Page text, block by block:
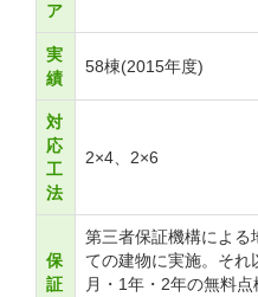
ア
実
績
58棟(2015年度)
対
応
工
法
2×4、2×6
保
証
第三者保証機構による
ての建物に実施。それ
月・1年・2年の無料